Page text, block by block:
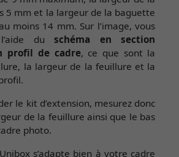
5 mm et la largeur de la baguette
moins 14 mm. Sur l’image, vous
duschéma en section
profil de cadre, ce que sont la
la largeur de la feuillure et la
le kit d’extension, mesurez donc
de la feuillure ainsi que le bas
photo.
s’adapte bien à votre cadre